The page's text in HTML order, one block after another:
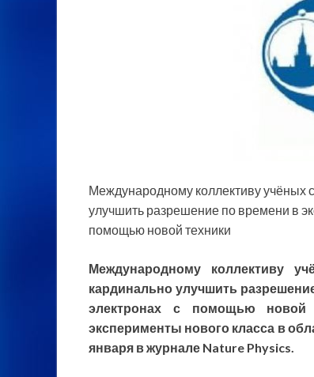
Международному коллективу
улучшить разрешение по времени в
помощью новой техники
Международному коллективу
кардинально улучшить
электронах с помощью новой
эксперименты нового класса в
января в журнале Nature Physics.